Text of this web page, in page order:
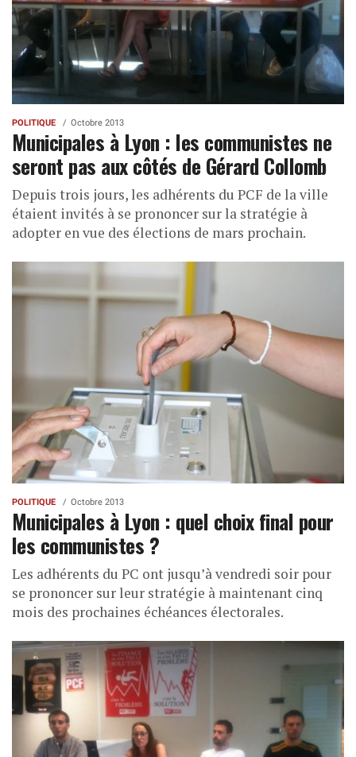
POLITIQUE Octobre 2013
Municipales à Lyon : les communistes ne
seront pas aux côtés de Gérard Collomb
Depuis trois jours, les adhérents du PCF de la ville
étaient invités à se prononcer sur la stratégie à
adopter en vue des élections de mars prochain.
POLITIQUE Octobre 2013
Municipales à Lyon : quel choix final pour
les communistes ?
Les adhérents du PC ont jusqu’à vendredi soir pour
se prononcer sur leur stratégie à maintenant cinq
mois des prochaines échéances électorales.